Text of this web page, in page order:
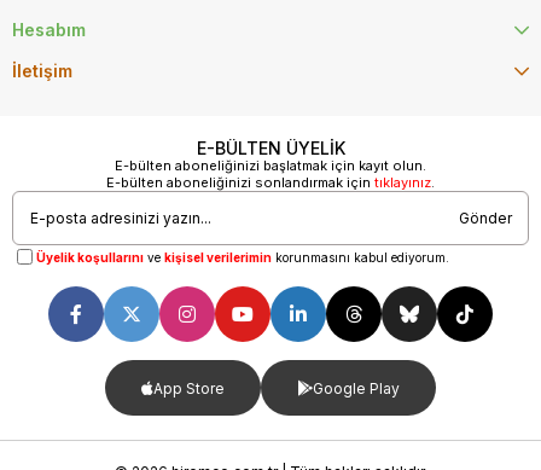
Hesabım
İletişim
E-BÜLTEN ÜYELİK
E-bülten aboneliğinizi başlatmak için kayıt olun.
E-bülten aboneliğinizi sonlandırmak için tıklayınız.
Gönder
Üyelik koşullarını ve kişisel verilerimin korunmasını kabul ediyorum.
App Store Google Play